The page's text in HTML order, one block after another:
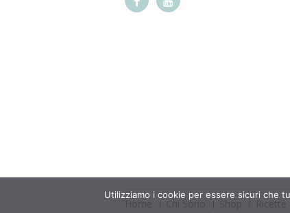
Chi Sono
Utilizziamo i cookie per essere sicuri che